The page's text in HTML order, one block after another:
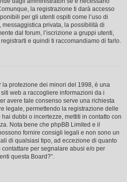
la registrazione ti darà accesso
per gli utenti ospiti come l’uso di
privata, la possibilità di
dal forum, l’iscrizione a gruppi utenti,
e quindi ti raccomandiamo di farlo.
la protezione dei minori del 1998, è una
web a raccogliere informazioni da i
avere tale consenso serve una richiesta
legale, permettendo la registrazione delle
dubbi o incertezze, mettiti in contatto con
Nota bene che phpBB Limited e il
fornire consigli legali e non sono un
di qualsiasi tipo, ad eccezione di quanto
per segnalare abusi e/o per
questa Board?”.